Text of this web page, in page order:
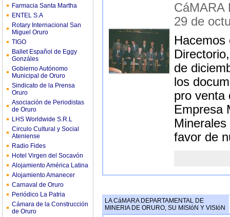
Farmacia Santa Martha
ENTEL S.A
Rotary Internacional San
Miguel Oruro
TIGO
Ballet Español de Eggy
Gonzáles
Gobierno Autónomo
Municipal de Oruro
Sindicato de la Prensa
Oruro
Asociación de Periodistas
de Oruro
LHS Worldwide S.R.L
Circulo Cultural y Social
Ateniense
Radio Fides
Hotel Virgen del Socavón
Alojamiento América Latina
Alojamiento Amanecer
Carnaval de Oruro
Periódico La Patria
Cámara de la Construcción
de Oruro
CáMARA
29 de
Hacemos
de
los
pro venta
Empresa
favor de
LA CáMARA DEPARTAMENTAL DE
MINERIA DE ORURO, SU MISIóN Y VISIóN